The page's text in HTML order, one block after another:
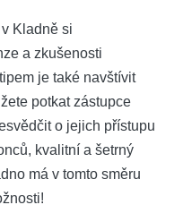
Kladně si
a zkušenosti
je také navštívit
potkat zástupce
o jejich přístupu
kvalitní a šetrný
má v tomto směru